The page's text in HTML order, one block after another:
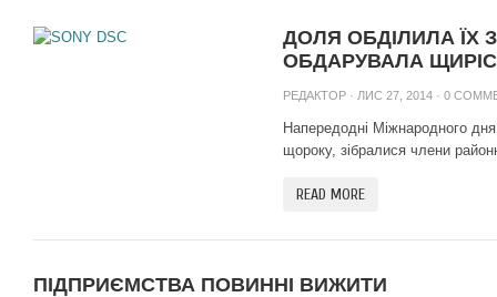
ДОЛЯ ОБДІЛИЛА ЇХ
ОБДАРУВАЛА
РЕДАКТОР · ЛИС 27, 2014 · 0
Напередодні Міжнародного дня
щороку, зібралися члени
READ MORE
ПІДПРИЄМСТВА ПОВИННІ ВИЖИТИ